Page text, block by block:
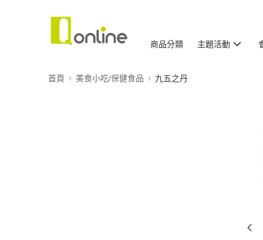
商品分類 主題活動
首頁 美食小吃/保健食品 九五之丹